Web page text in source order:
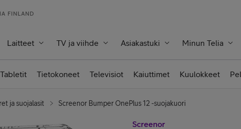
FINLAND
Laitteet TV ja viihde Asiakastuki Minun Telia
Tabletit Tietokoneet Televisiot Kaiuttimet Kuulokkeet
ja suojalasit Screenor Bumper OnePlus 12 -suojakuori
Screenor